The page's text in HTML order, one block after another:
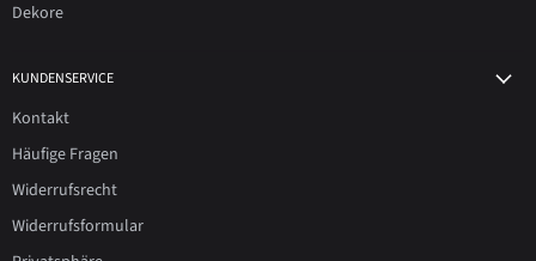
Dekore
KUNDENSERVICE
Kontakt
Häufige Fragen
Widerrufsrecht
Widerrufsformular